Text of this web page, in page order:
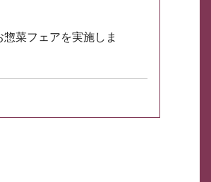
菜フェアを実施しま